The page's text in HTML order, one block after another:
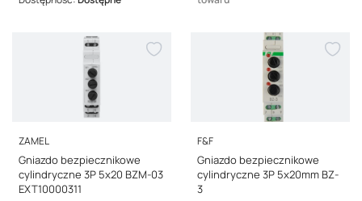
PRODUCENT
ZAMEL
Gniazdo bezpiecznikowe
cylindryczne 3P 5x20 BZM-03
EXT10000311
PRODUCENT
F&F
Gniazdo bezpiecznikowe
cylindryczne 3P 5x20mm BZ-
3